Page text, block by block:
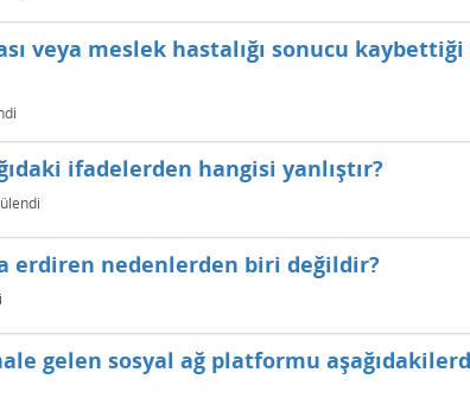
veya meslek hastalığı sonucu
ifadelerden hangisi yanlıştır?
erdiren nedenlerden biri değildir?
gelen sosyal ağ platformu